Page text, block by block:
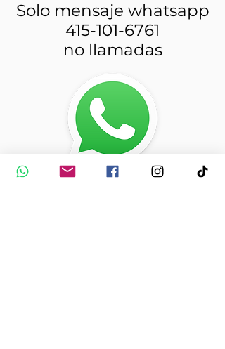
Solo mensaje whatsapp
415-101-6761
no llamadas